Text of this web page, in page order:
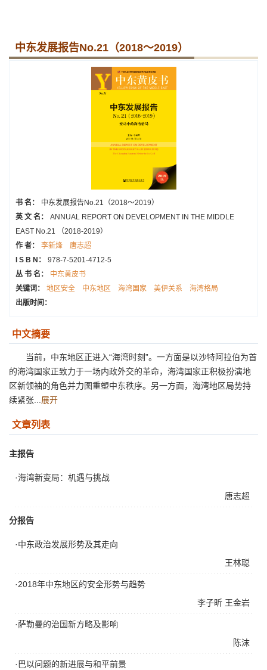
中东发展报告No.21（2018～2019）
书 名：
中东发展报告No.21（2018～2019）
英 文 名：
ANNUAL REPORT ON DEVELOPMENT IN THE MIDDLE
EAST No.21 （2018-2019）
作 者：
李新烽
唐志超
I S B N：
978-7-5201-4712-5
丛 书 名：
中东黄皮书
关键词：
地区安全 中东地区 海湾国家 美伊关系
海湾格局
出版时间：
中文摘要
当前，中东地区正进入“海湾时刻”。一方面是以沙特阿拉伯为首
的海湾国家正致力于一场内政外交的革命，海湾国家正积极扮演地
区新领袖的角色并力图重塑中东秩序。另一方面，海湾地区局势持
续紧张...展开
文章列表
主报告
唐志超
·海湾新变局：机遇与挑战
分报告
王林聪
·中东政治发展形势及其走向
王金岩
李子昕
·2018年中东地区的安全形势与趋势
陈沫
·萨勒曼的治国新方略及影响
·巴以问题的新进展与和平前景